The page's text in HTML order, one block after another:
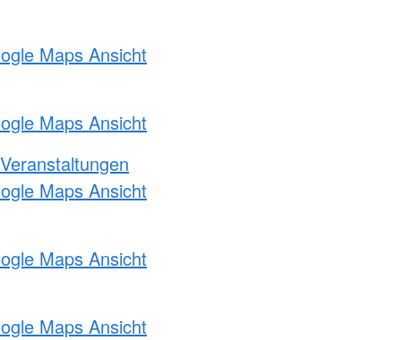
Maps Ansicht
Maps Ansicht
Maps Ansicht
Maps Ansicht
Maps Ansicht